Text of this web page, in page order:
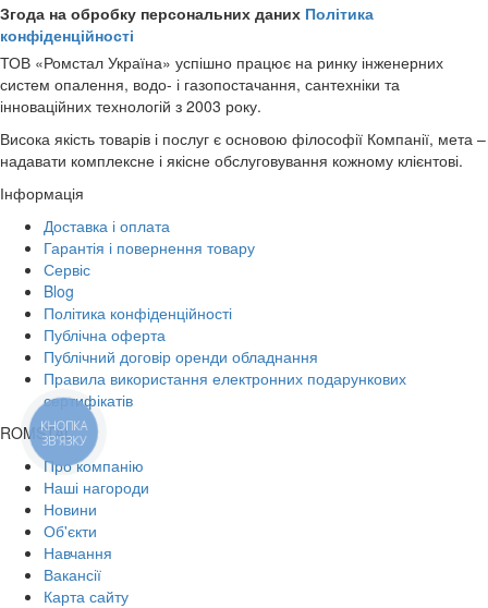
Згода на обробку персональних даних Політика
конфіденційності
ТОВ «Ромстал Україна» успішно працює на ринку інженерних
систем опалення, водо- і газопостачання, сантехніки та
інноваційних технологій з 2003 року.
Висока якість товарів і послуг є основою філософії Компанії, мета –
надавати комплексне і якісне обслуговування кожному клієнтові.
Інформація
Доставка і оплата
Гарантія і повернення товару
Сервіс
Blog
Політика конфіденційності
Публічна оферта
Публічний договір оренди обладнання
Правила використання електронних подарункових
сертифікатів
ROMSTAL
Про компанію
Наші нагороди
Новини
Об'єкти
Навчання
Вакансії
Карта сайту
КНОПКА
ЗВ'ЯЗКУ